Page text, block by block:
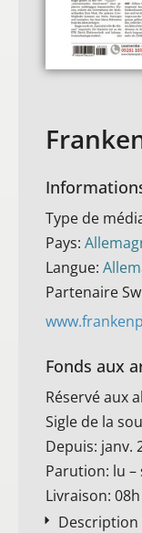
Type de
Pays:
Langue:
Partenaire
Fonds aux
Réservé aux
Sigle de la
Depuis: janv.
Parution: lu –
Livraison: 08h
Description